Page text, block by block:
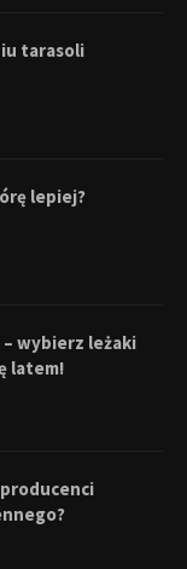
tarasoli
lepiej?
wybierz leżaki
latem!
producenci